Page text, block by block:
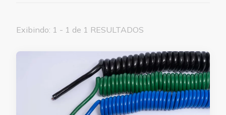
Exibindo: 1 - 1 de 1 RESULTADOS